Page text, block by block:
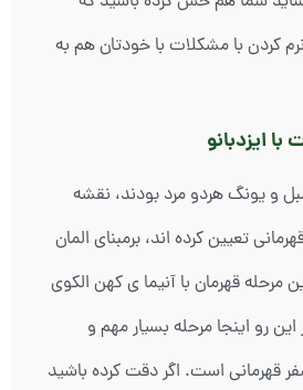
کردن با مشکلات با خودتان هم به
ایزدبانو
و یونگ هردو مرد بودند، نقشه
تعیین کرده اند، برمبنای المان
مرحله قهرمان با آنیما ی کهن الکوی
رو اینجا مرحله بسیار مهم و
قهرمانی است. اگر دقت کرده باشید